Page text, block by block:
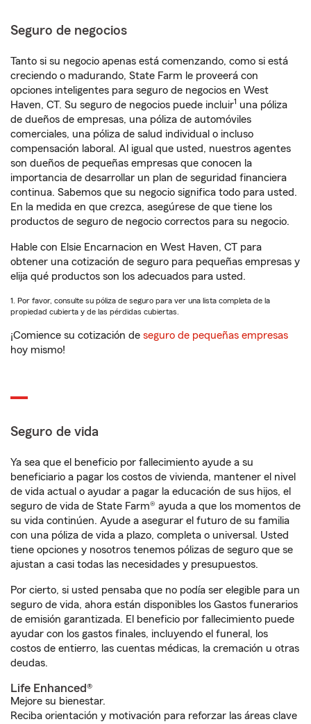
Seguro de negocios
Tanto si su negocio apenas está comenzando, como si está
creciendo o madurando, State Farm le proveerá con
opciones inteligentes para seguro de negocios en West
Haven, CT. Su seguro de negocios puede incluir1 una póliza
de dueños de empresas, una póliza de automóviles
comerciales, una póliza de salud individual o incluso
compensación laboral. Al igual que usted, nuestros agentes
son dueños de pequeñas empresas que conocen la
importancia de desarrollar un plan de seguridad financiera
continua. Sabemos que su negocio significa todo para usted.
En la medida en que crezca, asegúrese de que tiene los
productos de seguro de negocio correctos para su negocio.
Hable con Elsie Encarnacion en West Haven, CT para
obtener una cotización de seguro para pequeñas empresas y
elija qué productos son los adecuados para usted.
1. Por favor, consulte su póliza de seguro para ver una lista completa de la
propiedad cubierta y de las pérdidas cubiertas.
¡Comience su cotización de seguro de pequeñas empresas
hoy mismo!
Seguro de vida
Ya sea que el beneficio por fallecimiento ayude a su
beneficiario a pagar los costos de vivienda, mantener el nivel
de vida actual o ayudar a pagar la educación de sus hijos, el
seguro de vida de State Farm® ayuda a que los momentos de
su vida continúen. Ayude a asegurar el futuro de su familia
con una póliza de vida a plazo, completa o universal. Usted
tiene opciones y nosotros tenemos pólizas de seguro que se
ajustan a casi todas las necesidades y presupuestos.
Por cierto, si usted pensaba que no podía ser elegible para un
seguro de vida, ahora están disponibles los Gastos funerarios
de emisión garantizada. El beneficio por fallecimiento puede
ayudar con los gastos finales, incluyendo el funeral, los
costos de entierro, las cuentas médicas, la cremación u otras
deudas.
Life Enhanced®
Mejore su bienestar.
Reciba orientación y motivación para reforzar las áreas clave